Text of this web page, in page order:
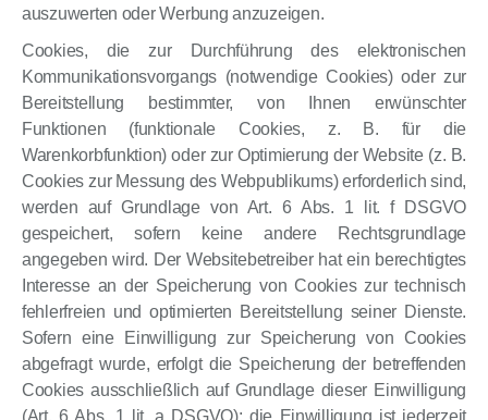
auszuwerten oder Werbung anzuzeigen.
Cookies, die zur Durchführung des elektronischen
Kommunikationsvorgangs (notwendige Cookies) oder zur
Bereitstellung bestimmter, von Ihnen erwünschter
Funktionen (funktionale Cookies, z. B. für die
Warenkorbfunktion) oder zur Optimierung der Website (z. B.
Cookies zur Messung des Webpublikums) erforderlich sind,
werden auf Grundlage von Art. 6 Abs. 1 lit. f DSGVO
gespeichert, sofern keine andere Rechtsgrundlage
angegeben wird. Der Websitebetreiber hat ein berechtigtes
Interesse an der Speicherung von Cookies zur technisch
fehlerfreien und optimierten Bereitstellung seiner Dienste.
Sofern eine Einwilligung zur Speicherung von Cookies
abgefragt wurde, erfolgt die Speicherung der betreffenden
Cookies ausschließlich auf Grundlage dieser Einwilligung
(Art. 6 Abs. 1 lit. a DSGVO); die Einwilligung ist jederzeit